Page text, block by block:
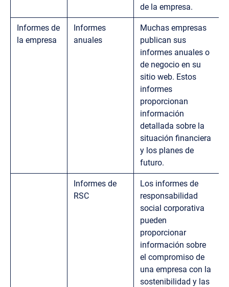
de la empresa.
Informes de
la empresa
Informes
anuales
Muchas empresas
publican sus
informes anuales o
de negocio en su
sitio web. Estos
informes
proporcionan
información
detallada sobre la
situación financiera
y los planes de
futuro.
Informes de
RSC
Los informes de
responsabilidad
social corporativa
pueden
proporcionar
información sobre
el compromiso de
una empresa con la
sostenibilidad y las